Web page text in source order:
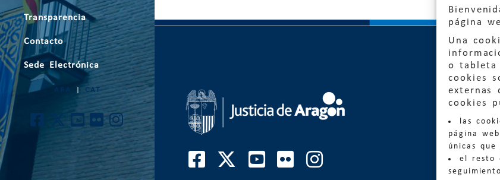
página
Una
o tableta
cookies
externas
cookies
las
página
únicas
el resto
Transparencia
Contacto
Sede Electrónica
ARA CAT